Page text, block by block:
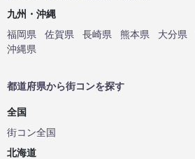
九州・沖縄
福岡県
佐賀県 長崎県 熊本県 大分県
沖縄県
都道府県から街コンを探す
全国
街コン全国
北海道